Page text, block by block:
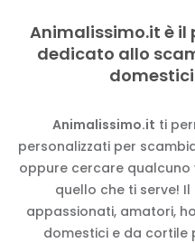
Animalissimo.it è
dedicato allo
Animalissimo.it ti
personalizzati per
oppure cercare
quello che ti serve!
appassionati, amatori,
domestici e da cortile